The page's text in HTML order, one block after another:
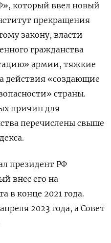
который ввел новый
прекращения
закону, власти
гражданства
армии, тяжкие
действия «создающие
страны.
причин для
перечислены свыше
президент РФ
внес его на
в конце 2021 года.
2023 года, а Совет